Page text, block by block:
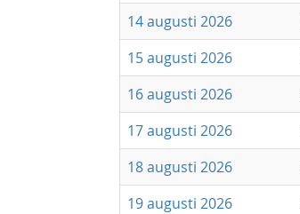
14 augusti 2026
15 augusti 2026
16 augusti 2026
17 augusti 2026
18 augusti 2026
19 augusti 2026